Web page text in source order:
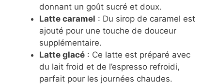
donnant un goût sucré et doux.
Latte caramel : Du sirop de caramel est
ajouté pour une touche de douceur
supplémentaire.
Latte glacé : Ce latte est préparé avec
du lait froid et de l’espresso refroidi,
parfait pour les journées chaudes.